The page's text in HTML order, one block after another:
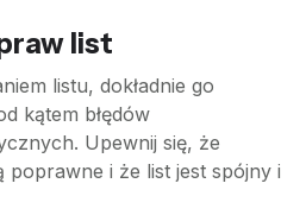
list
listu, dokładnie go
kątem błędów
Upewnij się, że
poprawne i że list jest spójny i